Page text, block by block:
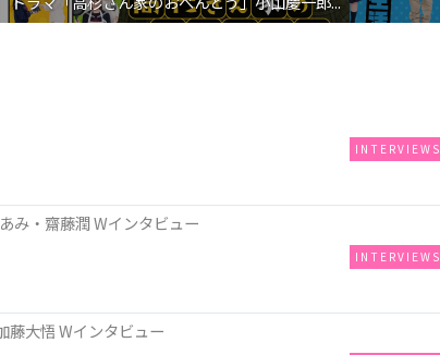
INTERVIEWS
み・齋藤潤 Wインタビュー
INTERVIEWS
藤大悟 Wインタビュー